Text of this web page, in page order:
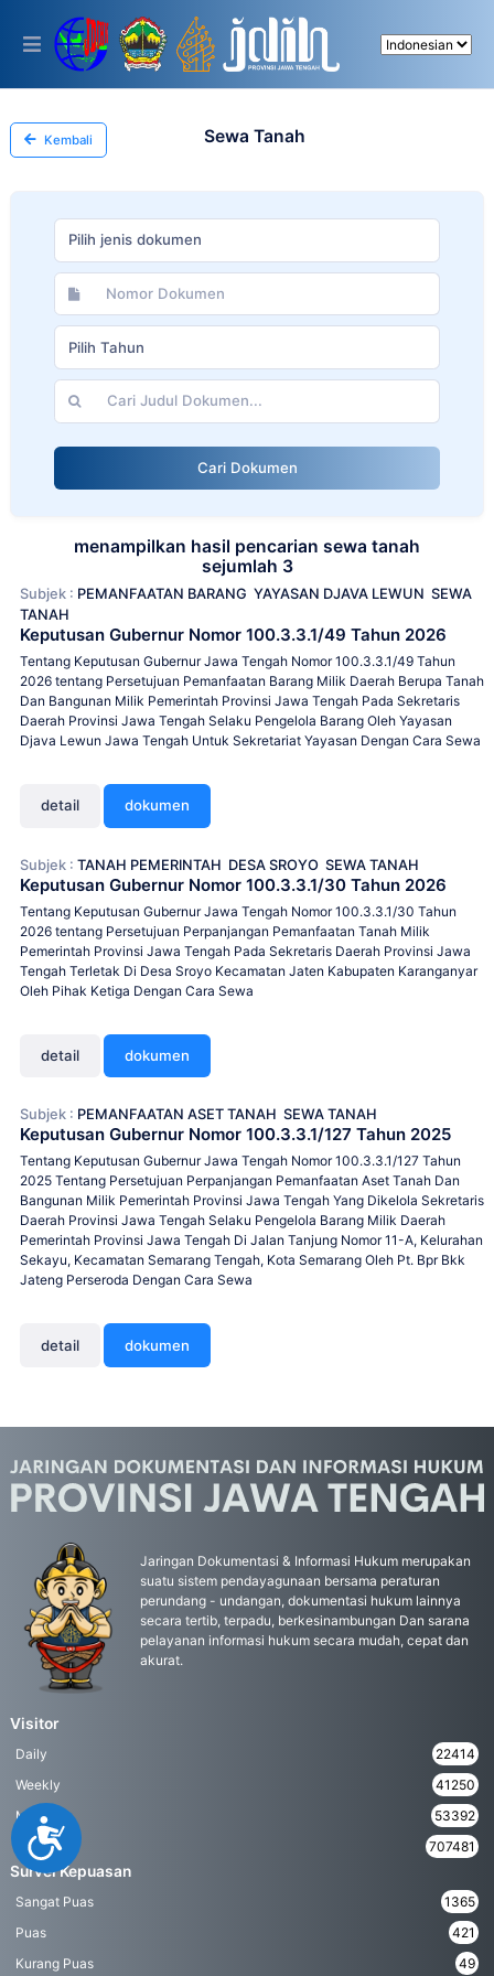
This
includes
accessibility
system.
Accessibility
Kembali Sewa Tanah
Pilih jenis dokumen
Pilih Tahun
Cari Dokumen
menampilkan hasil pencarian sewa tanah
sejumlah 3
Subjek : PEMANFAATAN BARANG YAYASAN DJAVA LEWUN SEWA
TANAH
Keputusan Gubernur Nomor 100.3.3.1/49 Tahun 2026
Tentang Keputusan Gubernur Jawa Tengah Nomor 100.3.3.1/49 Tahun
2026 tentang Persetujuan Pemanfaatan Barang Milik Daerah Berupa Tanah
Dan Bangunan Milik Pemerintah Provinsi Jawa Tengah Pada Sekretaris
Daerah Provinsi Jawa Tengah Selaku Pengelola Barang Oleh Yayasan
Djava Lewun Jawa Tengah Untuk Sekretariat Yayasan Dengan Cara Sewa
detail dokumen
Subjek : TANAH PEMERINTAH DESA SROYO SEWA TANAH
Keputusan Gubernur Nomor 100.3.3.1/30 Tahun 2026
Tentang Keputusan Gubernur Jawa Tengah Nomor 100.3.3.1/30 Tahun
2026 tentang Persetujuan Perpanjangan Pemanfaatan Tanah Milik
Pemerintah Provinsi Jawa Tengah Pada Sekretaris Daerah Provinsi Jawa
Tengah Terletak Di Desa Sroyo Kecamatan Jaten Kabupaten Karanganyar
Oleh Pihak Ketiga Dengan Cara Sewa
detail dokumen
Subjek : PEMANFAATAN ASET TANAH SEWA TANAH
Keputusan Gubernur Nomor 100.3.3.1/127 Tahun 2025
Tentang Keputusan Gubernur Jawa Tengah Nomor 100.3.3.1/127 Tahun
2025 Tentang Persetujuan Perpanjangan Pemanfaatan Aset Tanah Dan
Bangunan Milik Pemerintah Provinsi Jawa Tengah Yang Dikelola Sekretaris
Daerah Provinsi Jawa Tengah Selaku Pengelola Barang Milik Daerah
Pemerintah Provinsi Jawa Tengah Di Jalan Tanjung Nomor 11-A, Kelurahan
Sekayu, Kecamatan Semarang Tengah, Kota Semarang Oleh Pt. Bpr Bkk
Jateng Perseroda Dengan Cara Sewa
detail dokumen
Jaringan Dokumentasi & Informasi Hukum merupakan
suatu sistem pendayagunaan bersama peraturan
perundang - undangan, dokumentasi hukum lainnya
secara tertib, terpadu, berkesinambungan Dan sarana
pelayanan informasi hukum secara mudah, cepat dan
akurat.
Visitor
Daily
22414
Weekly
41250
Monthly
53392
Yearly
707481
Survei Kepuasan
Sangat Puas
1365
Puas
421
Kurang Puas
49